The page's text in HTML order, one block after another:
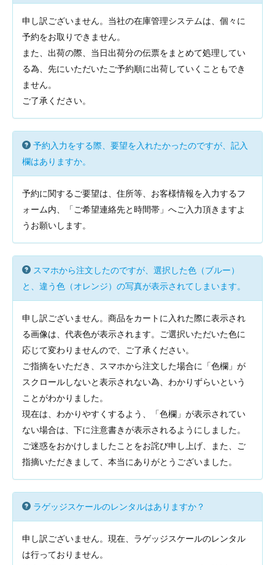
申し訳ございません。当社の在庫管理システムは、個々に
予約をお取りできません。
また、出荷の際、当日出荷分の伝票をまとめて処理してい
る為、先にいただいたご予約順に出荷していくこともでき
ません。
ご了承ください。
予約入力をする際、要望を入れたかったのですが、記入
欄はありますか。
予約に関するご要望は、住所等、お客様情報を入力するフ
ォーム内、「ご希望連絡先と時間帯」へご入力頂きますよ
うお願いします。
スマホから注文したのですが、選択した色（ブルー）
と、違う色（オレンジ）の写真が表示されてしまいます。
申し訳ございません。商品をカートに入れた際に表示され
る画像は、代表色が表示されます。ご選択いただいた色に
応じて変わりませんので、ご了承ください。
ご指摘をいただき、スマホから注文した場合に「色欄」が
スクロールしないと表示されない為、わかりずらいという
ことがわかりました。
現在は、わかりやすくするよう、「色欄」が表示されてい
ない場合は、下に注意書きが表示されるようにしました。
ご迷惑をおかけしましたことをお詫び申し上げ、また、ご
指摘いただきまして、本当にありがとうございました。
ラゲッジスケールのレンタルはありますか？
申し訳ございません。現在、ラゲッジスケールのレンタル
は行っておりません。